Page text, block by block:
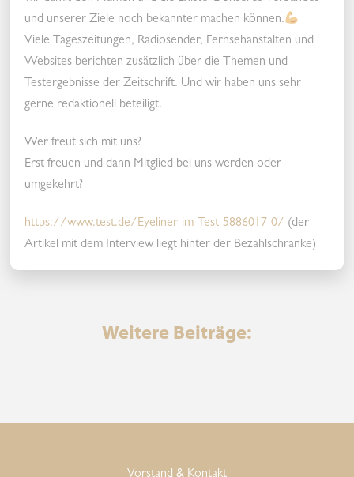
und unserer Ziele noch bekannter machen können.
Viele Tageszeitungen, Radiosender, Fernsehanstalten und
Websites berichten zusätzlich über die Themen und
Testergebnisse der Zeitschrift. Und wir haben uns sehr
gerne redaktionell beteiligt.
Wer freut sich mit uns?
Erst freuen und dann Mitglied bei uns werden oder
umgekehrt?
https://www.test.de/Eyeliner-im-Test-5886017-0/ (der
Artikel mit dem Interview liegt hinter der Bezahlschranke)
Weitere Beiträge: